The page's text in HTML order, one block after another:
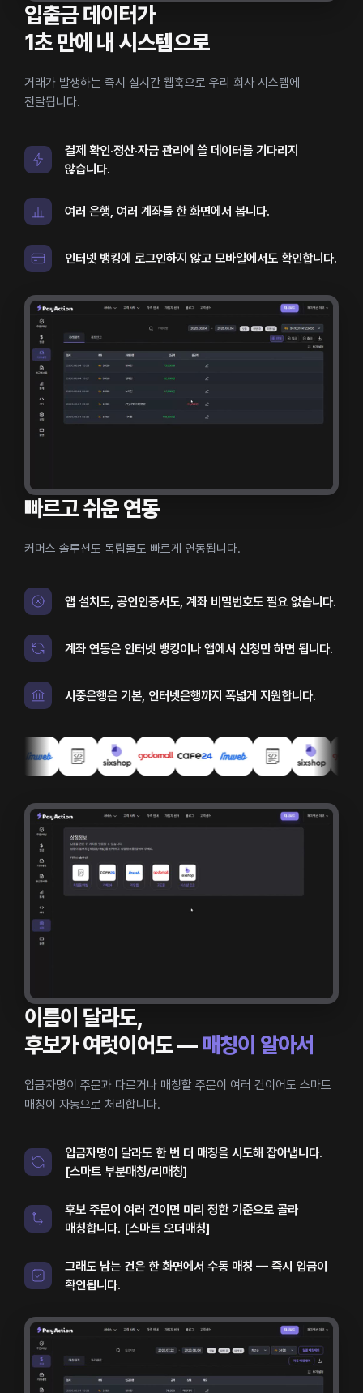
입출금 데이터가
1초 만에 내 시스템으로
거래가 발생하는 즉시 실시간 웹훅으로 우리 회사 시스템에
전달됩니다.
결제 확인·정산·자금 관리에 쓸 데이터를 기다리지
않습니다.
여러 은행, 여러 계좌를 한 화면에서 봅니다.
인터넷 뱅킹에 로그인하지 않고 모바일에서도 확인합니다.
빠르고 쉬운 연동
커머스 솔루션도 독립몰도 빠르게 연동됩니다.
앱 설치도, 공인인증서도, 계좌 비밀번호도 필요 없습니다.
계좌 연동은 인터넷 뱅킹이나 앱에서 신청만 하면 됩니다.
시중은행은 기본, 인터넷은행까지 폭넓게 지원합니다.
이름이 달라도,
후보가 여럿이어도 —매칭이 알아서
입금자명이 주문과 다르거나 매칭할 주문이 여러 건이어도 스마트
매칭이 자동으로 처리합니다.
입금자명이 달라도 한 번 더 매칭을 시도해 잡아냅니다.
[스마트 부분매칭/리매칭]
후보 주문이 여러 건이면 미리 정한 기준으로 골라
매칭합니다. [스마트 오더매칭]
그래도 남는 건은 한 화면에서 수동 매칭 — 즉시 입금이
확인됩니다.